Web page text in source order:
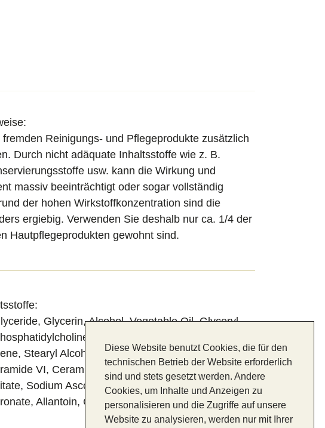
Diese Website benutzt Cookies, die für den
technischen Betrieb der Website erforderlich
sind und stets gesetzt werden. Andere
Cookies, um Inhalte und Anzeigen zu
personalisieren und die Zugriffe auf unsere
Website zu analysieren, werden nur mit Ihrer
Reinigungs- und Pflegeprodukte zusätzlich
Durch nicht adäquate Inhaltsstoffe wie z. B.
usw. kann die Wirkung und
massiv beeinträchtigt oder sogar vollständig
der hohen Wirkstoffkonzentration sind die
ergiebig. Verwenden Sie deshalb nur ca. 1/4 der
Hautpflegeprodukten gewohnt sind.
Glycerin, Alcohol, Vegetable Oil, Glyceryl
Urea, D-alpha-Tocopheryl
Stearyl Alcohol, Glycosphingolipids (and)
VI, Ceramide III, Phytosphingosine, D-mixed-
Sodium Ascorbyl Phosphate, Biotin, L-Prolin,
Allantoin, Citric Acid, Sodium Hydroxide